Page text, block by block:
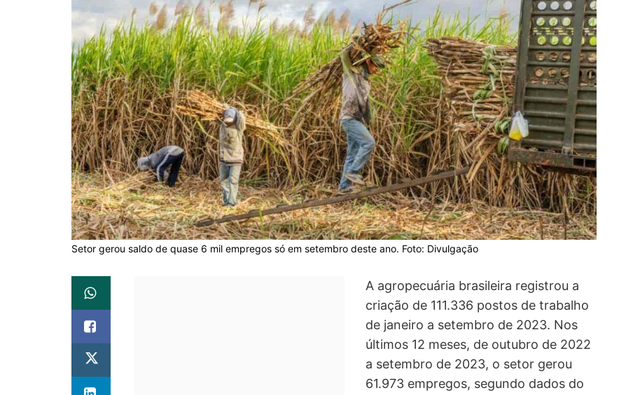
Setor gerou saldo de quase 6 mil empregos só em setembro deste ano. Foto: Divulgação
A agropecuária brasileira registrou a
criação de 111.336 postos de trabalho
de janeiro a setembro de 2023. Nos
últimos 12 meses, de outubro de 2022
a setembro de 2023, o setor gerou
61.973 empregos, segundo dados do